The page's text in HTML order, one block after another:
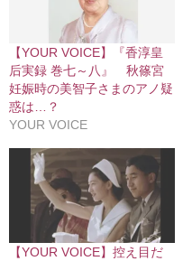
【YOUR VOICE】『香淳皇
后実録 巻七～八』 秋篠宮
妊娠時の美智子さまのアノ疑
惑は…？
YOUR VOICE
【YOUR VOICE】控え目だ